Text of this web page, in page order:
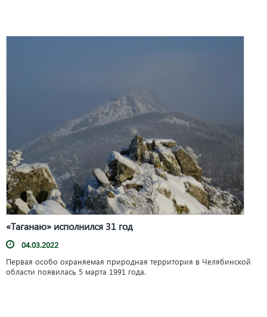
«Таганаю» исполнился 31 год
04.03.2022
Первая особо охраняемая природная территория в Челябинской
области появилась 5 марта 1991 года.